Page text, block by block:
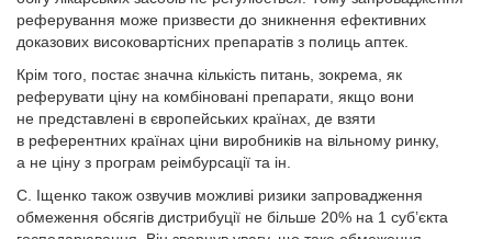
реферування може призвести до зникнення ефективних
доказових високовартісних препаратів з полиць аптек.
Крім того, постає значна кількість питань, зокрема, як
реферувати ціну на комбіновані препарати, якщо вони
не представлені в європейських країнах, де взяти
в референтних країнах ціни виробників на вільному ринку,
а не ціну з програм реімбурсації та ін.
С. Іщенко також озвучив можливі ризики запровадження
обмеження обсягів дистрибуції не більше 20% на 1 суб’єкта